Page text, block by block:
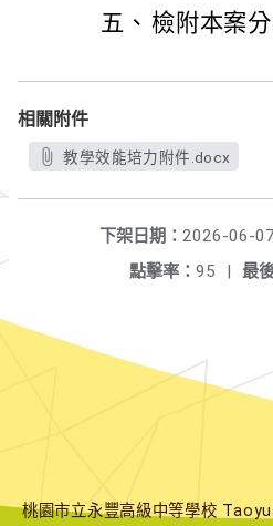
五、 檢附本案
相關附件
教學效能培力附件.docx
下架日期： 2026-06-07
最
點擊率： 95 |
桃園市立永豐高級中等學校